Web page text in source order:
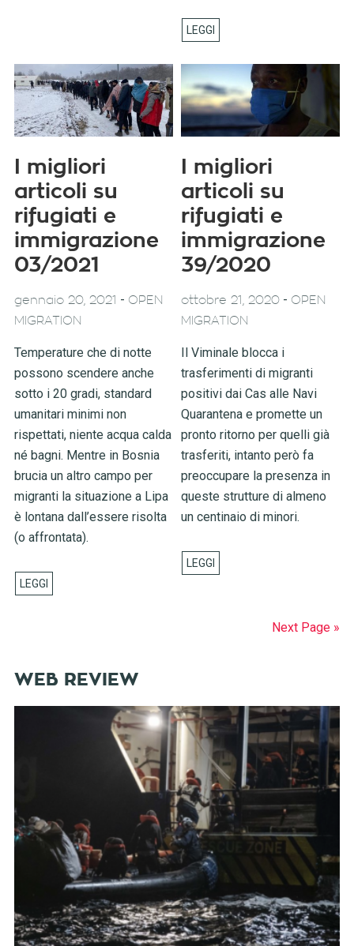
I migliori
articoli su
rifugiati e
immigrazione
03/2021
gennaio 20, 2021 - OPEN
MIGRATION
Temperature che di notte
possono scendere anche
sotto i 20 gradi, standard
umanitari minimi non
rispettati, niente acqua calda
né bagni. Mentre in Bosnia
brucia un altro campo per
migranti la situazione a Lipa
è lontana dall’essere risolta
(o affrontata).
I migliori
articoli su
rifugiati e
immigrazione
39/2020
ottobre 21, 2020 - OPEN
MIGRATION
Il Viminale blocca i
trasferimenti di migranti
positivi dai Cas alle Navi
Quarantena e promette un
pronto ritorno per quelli già
trasferiti, intanto però fa
preoccupare la presenza in
queste strutture di almeno
un centinaio di minori.
Next Page »
WEB REVIEW